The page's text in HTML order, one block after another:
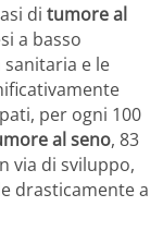
di tumore al
a basso
sanitaria e le
per ogni 100
al seno, 83
via di sviluppo,
drasticamente a